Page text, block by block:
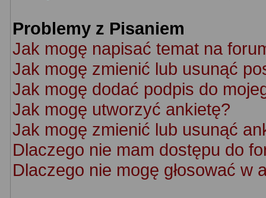
Problemy z Pisaniem
Jak mogę napisać temat na
Jak mogę zmienić lub usunąć
Jak mogę dodać podpis do
Jak mogę utworzyć ankietę?
Jak mogę zmienić lub usunąć
Dlaczego nie mam dostępu do
Dlaczego nie mogę głosować w